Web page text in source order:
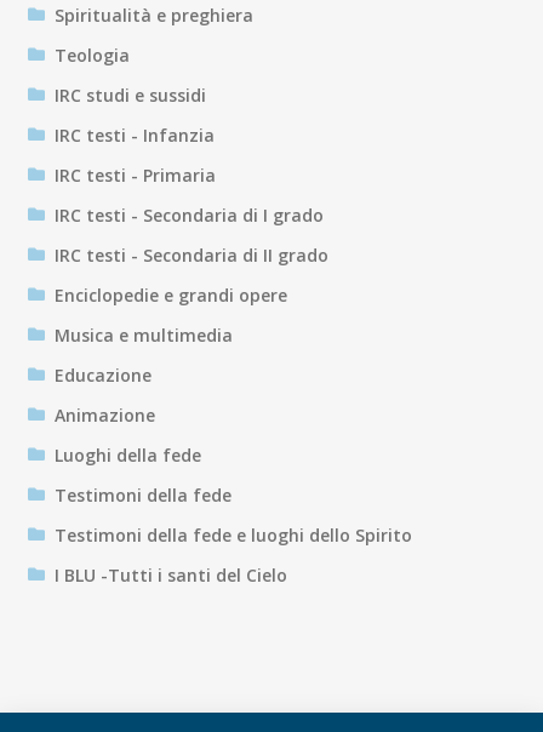
Spiritualità e preghiera
Teologia
IRC studi e sussidi
IRC testi - Infanzia
IRC testi - Primaria
IRC testi - Secondaria di I grado
IRC testi - Secondaria di II grado
Enciclopedie e grandi opere
Musica e multimedia
Educazione
Animazione
Luoghi della fede
Testimoni della fede
Testimoni della fede e luoghi dello Spirito
I BLU -Tutti i santi del Cielo